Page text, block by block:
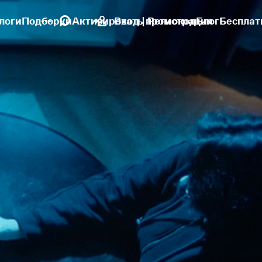
ПодборкиАктивировать промокодБлог
Вход | Регистрация